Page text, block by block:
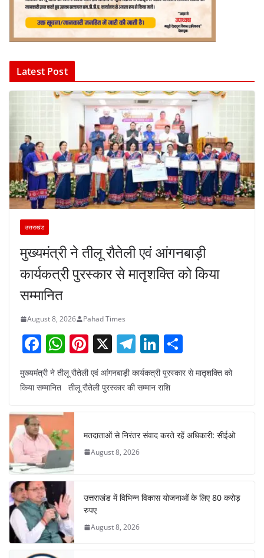
Latest Post
उत्तराखंड
मुख्यमंत्री ने तीलू रौतेली एवं आंगनबाड़ी
कार्यकत्री पुरस्कार से मातृशक्ति को किया
सम्मानित
August 8, 2026 Pahad Times
F
a
c
b
o
o
k
W
h
at
A
p
p
Pi
nt
er
X T
el
e
m
Li
n
k
n
h
ar
मुख्यमंत्री ने तीलू रौतेली एवं आंगनबाड़ी कार्यकत्री पुरस्कार से मातृशक्ति को
किया सम्मानित तीलू रौतेली पुरस्कार की सम्मान राशि
मतदाताओं से निरंतर संवाद करते रहें अधिकारी: सीईओ
August 8, 2026
उत्तराखंड में विभिन्न विकास योजनाओं के लिए 80 करोड़
रुपए
August 8, 2026